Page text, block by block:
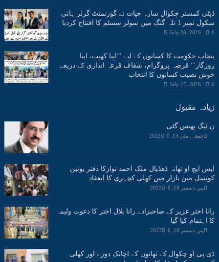
ڈپٹی کمشنر چکوال سارہ حیات نے گورنمنٹ گرلز ہائی
سکول نمبر 1 تلہ گنگ میں سولر سسٹم کا افتتاح کردیا
July 28, 2026 0
پنجاب حکومت کا کسانوں کے لیے ’’اپنا کھیت، اپنا
روزگار‘‘ قرضہ پروگرام، شفاف قرعہ اندازی کے ذریعے
خوش نصیب کسانوں کا انتخاب
July 27, 2026 0
زیادہ مقبول
ن لیگ پھنس گئی
جمعہ, مئی 13, 2022 0
ایس ایچ او تھانہ ڈھڈیال ملک احمد نوازکا دفتر یونین
کونسل مین بازار میں کھلی کچہری کا انعقاد
پیر, دسمبر 18, 2023 0
رانا اختر عزیز کے صاحبزادے رانا بلال اختر کا دعوت ولیمہ
کا اہتمام کیا گیا
پیر, دسمبر 18, 2023 0
ڈی پی او چکوال کے تھانوں کے اچانک دورے اور کھلی